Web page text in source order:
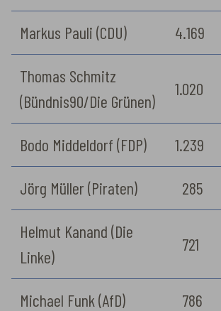
Markus Pauli (CDU) 4.169
Thomas Schmitz
(Bündnis90/Die Grünen)
1.020
Bodo Middeldorf (FDP) 1.239
Jörg Müller (Piraten) 285
Helmut Kanand (Die
Linke)
721
Michael Funk (AfD) 786